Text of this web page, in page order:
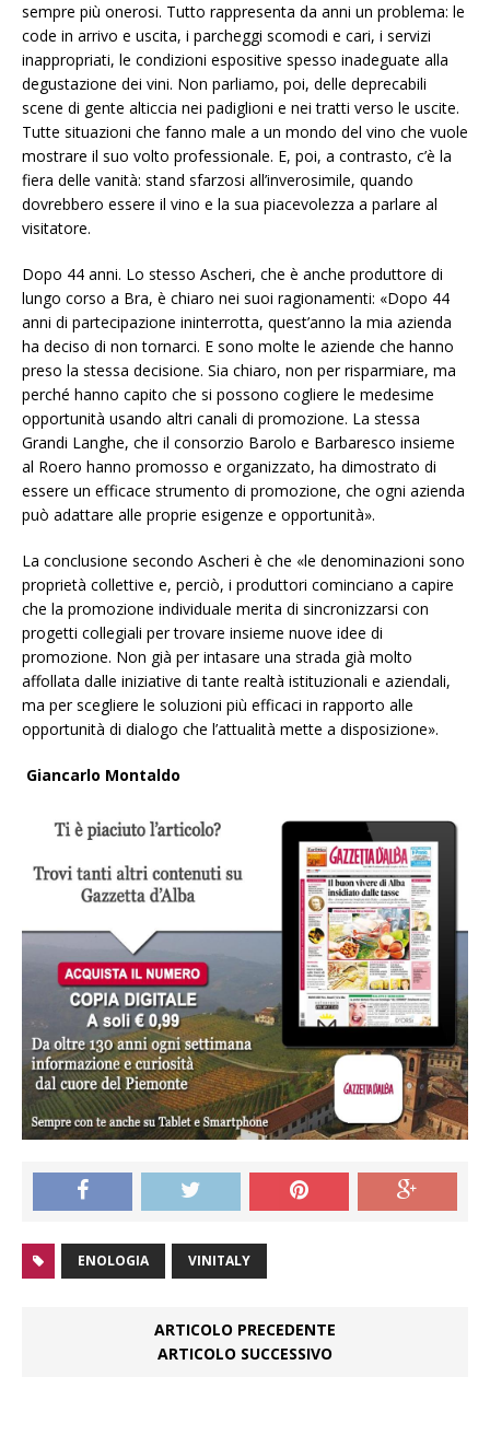
sempre più onerosi. Tutto rappresenta da anni un problema: le
code in arrivo e uscita, i parcheggi scomodi e cari, i servizi
inappropriati, le condizioni espositive spesso inadeguate alla
degustazione dei vini. Non parliamo, poi, delle deprecabili
scene di gente alticcia nei padiglioni e nei tratti verso le uscite.
Tutte situazioni che fanno male a un mondo del vino che vuole
mostrare il suo volto professionale. E, poi, a contrasto, c’è la
fiera delle vanità: stand sfarzosi all’inverosimile, quando
dovrebbero essere il vino e la sua piacevolezza a parlare al
visitatore.
Dopo 44 anni. Lo stesso Ascheri, che è anche produttore di
lungo corso a Bra, è chiaro nei suoi ragionamenti: «Dopo 44
anni di partecipazione ininterrotta, quest’anno la mia azienda
ha deciso di non tornarci. E sono molte le aziende che hanno
preso la stessa decisione. Sia chiaro, non per risparmiare, ma
perché hanno capito che si possono cogliere le medesime
opportunità usando altri canali di promozione. La stessa
Grandi Langhe, che il consorzio Barolo e Barbaresco insieme
al Roero hanno promosso e organizzato, ha dimostrato di
essere un efficace strumento di promozione, che ogni azienda
può adattare alle proprie esigenze e opportunità».
La conclusione secondo Ascheri è che «le denominazioni sono
proprietà collettive e, perciò, i produttori cominciano a capire
che la promozione individuale merita di sincronizzarsi con
progetti collegiali per trovare insieme nuove idee di
promozione. Non già per intasare una strada già molto
affollata dalle iniziative di tante realtà istituzionali e aziendali,
ma per scegliere le soluzioni più efficaci in rapporto alle
opportunità di dialogo che l’attualità mette a disposizione».
Giancarlo Montaldo
ENOLOGIA VINITALY
ARTICOLO PRECEDENTE
ARTICOLO SUCCESSIVO